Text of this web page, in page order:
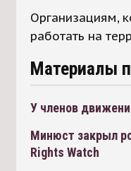
Организациям,
работать на
Материалы
У членов
Минюст закрыл
Rights Watch